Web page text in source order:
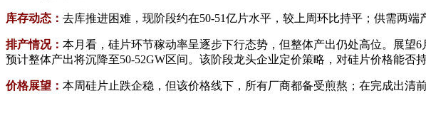
库存动态： 去库推进困难，现阶段约在50-51亿片水平，较上周环比持平；供需两端
排产情况： 本月看，硅片环节稼动率呈逐步下行态势，但整体产出仍处高位。展望
预计整体产出将沉降至50-52GW区间。该阶段龙头企业定价策略，对硅片价格能否
价格展望： 本周硅片止跌企稳，但该价格线下，所有厂商都备受煎熬；在完成出清